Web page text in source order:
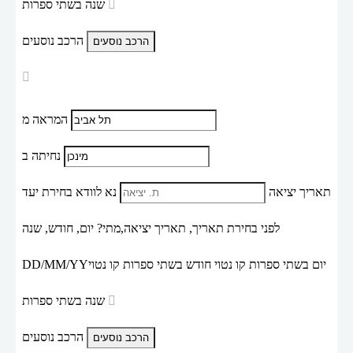
הרכב נוסעים
המראה מ
נחיתה ב
תאריך יציאה נא לוודא בחירת יעד
לפני בחירת תאריך, תאריך יציאה,מתי? יום, חודש, שנה
DD/MM/YYיום בשתי ספרות קו נטוי חודש בשתי ספרות קו נטוי
הרכב נוסעים